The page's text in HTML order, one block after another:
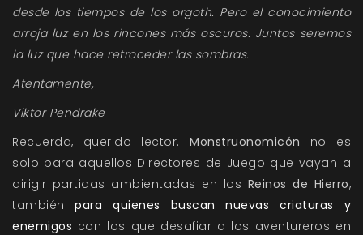
desde los tiempos de los orgoth. Pero el conocimiento
arroja luz en los rincones más oscuros. Juntos seremos
la luz que hace retroceder las sombras.
Atentamente,
Viktor Pendrake
Recuerda, querido lector.Monstruonomicón no es
solo para aquellos Directores de Juego que vayan a
dirigir partidas ambientadas en los Reinos de Hierro,
tambiénpara quienes buscan nuevas criaturas y
enemigos con los que desafiar a los aventureros en